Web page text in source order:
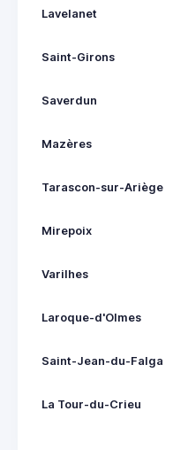
Lavelanet
Saint-Girons
Saverdun
Mazères
Tarascon-sur-Ariège
Mirepoix
Varilhes
Laroque-d'Olmes
Saint-Jean-du-Falga
La Tour-du-Crieu